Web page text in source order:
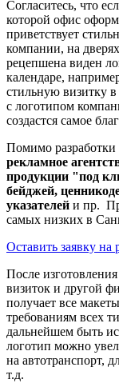
Согласитесь, что
которой офис
приветствует
компании, на
рецепшена виден
календаре,
стильную визитку
с логотипом
создастся самое
Помимо разработки
рекламное
продукции "под
бейджей,
указателей и пр.
самых низких в
Оставить заявку на
После
визиток и другой
получает все
требованиям всех
дальнейшем быть
логотип можно
на автотранспорт,
т.д.